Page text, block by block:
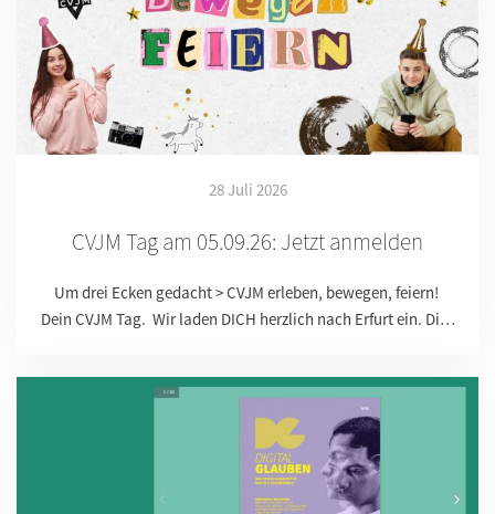
28 Juli 2026
CVJM Tag am 05.09.26: Jetzt anmelden
Um drei Ecken gedacht > CVJM erleben, bewegen, feiern!
Dein CVJM Tag. Wir laden DICH herzlich nach Erfurt ein. Di…